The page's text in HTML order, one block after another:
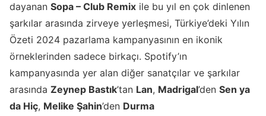
dayanan Sopa – Club Remix ile bu yıl en çok dinlenen
şarkılar arasında zirveye yerleşmesi, Türkiye’deki Yılın
Özeti 2024 pazarlama kampanyasının en ikonik
örneklerinden sadece birkaçı. Spotify’ın
kampanyasında yer alan diğer sanatçılar ve şarkılar
arasında Zeynep Bastık’tan Lan, Madrigal’den Sen ya
da Hiç, Melike Şahin’den Durma